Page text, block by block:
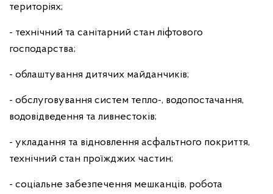
територіях;
- технічний та санітарний стан ліфтового
господарства;
- облаштування дитячих майданчиків;
- обслуговування систем тепло-, водопостачання,
водовідведення та ливнестоків;
- укладання та відновлення асфальтного покриття,
технічний стан проїжджих частин;
- соціальне забезпечення мешканців, робота